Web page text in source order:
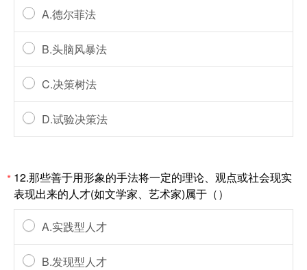
A.德尔菲法
B.头脑风暴法
C.决策树法
D.试验决策法
* 12.那些善于用形象的手法将一定的理论、观点或社会现实
表现出来的人才(如文学家、艺术家)属于（）
A.实践型人才
B.发现型人才